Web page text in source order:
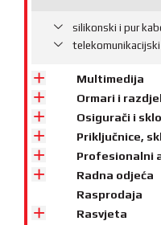
silikonski i pur
Multimedija
Ormari i
Osigurači i
Priključnice,
Profesionalni
Radna odjeća
Rasprodaja
Rasvjeta